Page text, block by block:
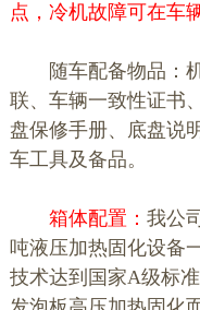
点，冷机故障可在车
随车配备物品：机
联、车辆一致性证书
盘保修手册、底盘说
车工具及备品。
箱体配置： 我公
吨液压加热固化设备
技术达到国家A级标